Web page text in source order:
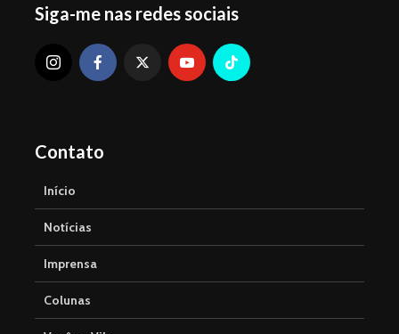
Siga-me nas redes sociais
Contato
Início
Notícias
Imprensa
Colunas